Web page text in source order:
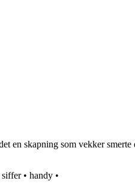
en skapning som vekker
siffer• handy •